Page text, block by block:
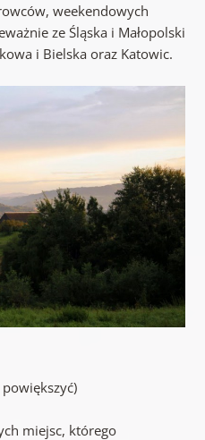
weekendowych
ze Śląska i Małopolski
i Bielska oraz Katowic.
miejsc, którego